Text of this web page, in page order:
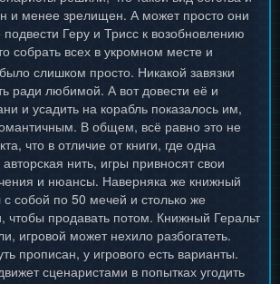
и менее зрелищен. А может просто они
Геру и Трисс к возобновлению
собрать всех в укромном месте и
слишком просто. Никакой завязки
ради любимой. А вот довести её и
и усадить на корабль показалось им,
В общем, всё равно это не
что в отличие от книги, где одна
нить, игры привносят свои
и нюансы. Наверняка же книжный
с собой по 50 мечей и столько же
чтобы продавать потом. Книжный Геральт
игровой может нехило разбогатеть.
прописан, у игрового есть варианты.
сценаристами в попытках угодить